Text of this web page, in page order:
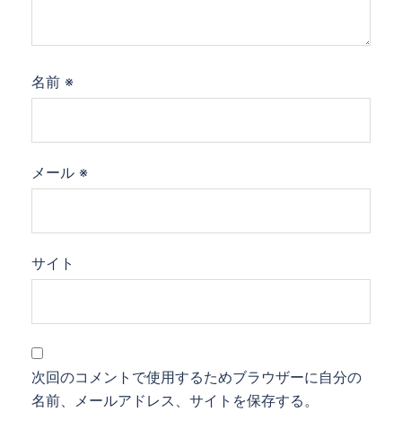
名前 ※
メール ※
サイト
次回のコメントで使用するためブラウザーに自分の
名前、メールアドレス、サイトを保存する。